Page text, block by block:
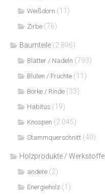
Weißdorn (11)
Zirbe (76)
Baumteile (2.896)
Blätter / Nadeln (793)
Blüten / Früchte (11)
Borke / Rinde (33)
Habitus (19)
Knospen (2.045)
Stammquerschnitt (40)
Holzprodukte / Werkstoffe
andere (2)
Energieholz (1)